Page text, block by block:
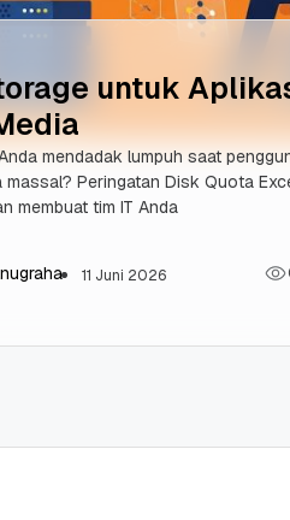
untuk
mendadak lumpuh saat
Peringatan Disk Quota
membuat tim IT Anda
11 Juni 2026